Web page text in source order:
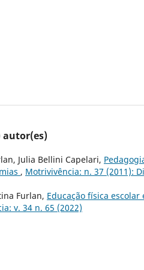
autor(es)
Julia Bellini Capelari,
, Motrivivência: n. 37 (2011):
Furlan, Educação física
v. 34 n. 65 (2022)